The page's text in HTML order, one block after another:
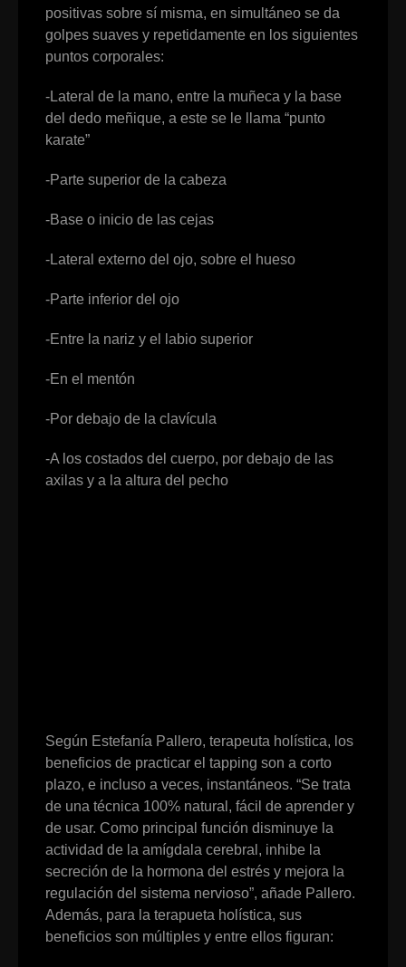
positivas sobre sí misma, en simultáneo se da
golpes suaves y repetidamente en los siguientes
puntos corporales:
-Lateral de la mano, entre la muñeca y la base
del dedo meñique, a este se le llama “punto
karate”
-Parte superior de la cabeza
-Base o inicio de las cejas
-Lateral externo del ojo, sobre el hueso
-Parte inferior del ojo
-Entre la nariz y el labio superior
-En el mentón
-Por debajo de la clavícula
-A los costados del cuerpo, por debajo de las
axilas y a la altura del pecho
Según Estefanía Pallero, terapeuta holística, los
beneficios de practicar el tapping son a corto
plazo, e incluso a veces, instantáneos. “Se trata
de una técnica 100% natural, fácil de aprender y
de usar. Como principal función disminuye la
actividad de la amígdala cerebral, inhibe la
secreción de la hormona del estrés y mejora la
regulación del sistema nervioso”, añade Pallero.
Además, para la terapueta holística, sus
beneficios son múltiples y entre ellos figuran: